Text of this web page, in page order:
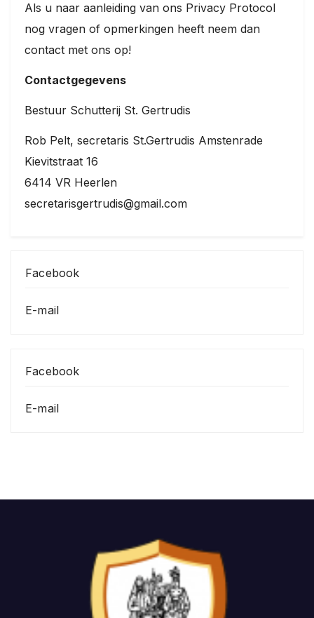
Als u naar aanleiding van ons Privacy Protocol
nog vragen of opmerkingen heeft neem dan
contact met ons op!
Contactgegevens
Bestuur Schutterij St. Gertrudis
Rob Pelt, secretaris St.Gertrudis Amstenrade
Kievitstraat 16
6414 VR Heerlen
secretarisgertrudis@gmail.com
Facebook
E-mail
Facebook
E-mail